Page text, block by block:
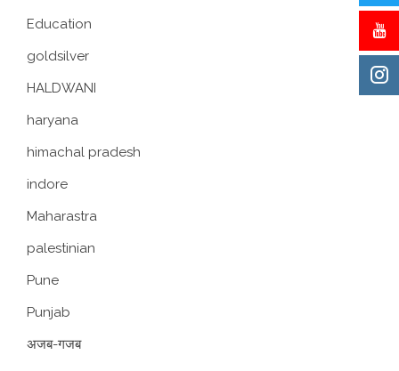
Education
goldsilver
HALDWANI
haryana
himachal pradesh
indore
Maharastra
palestinian
Pune
Punjab
अजब-गजब